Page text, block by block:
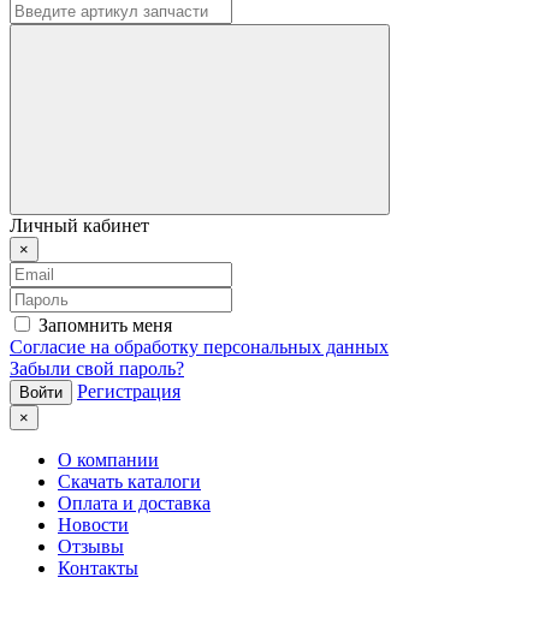
Личный кабинет
×
Запомнить меня
Согласие на обработку персональных данных
Забыли свой пароль?
Регистрация
×
О компании
Скачать каталоги
Оплата и доставка
Новости
Отзывы
Контакты